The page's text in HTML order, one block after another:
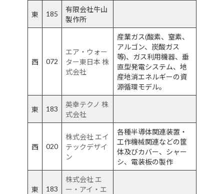
東 185
有限会社牛山
製作所
西 072
エア・ウォー
ター東日本 株
式会社
産業ガス(酸素、窒素、
アルゴン、炭酸ガス
等)、ガス利用機器、垂
直型発電システム、地
産地消エネルギーの資
源循環モデル。
東 183
英幸テクノ 株
式会社
西 020
株式会社 エイ
テックデザイ
ン
各種半導体関連装置・
工作機械関連などの筐
体及びカバー、シャー
シ、電装板の製作
東 183
株式会社 エ
ー・アイ・エ